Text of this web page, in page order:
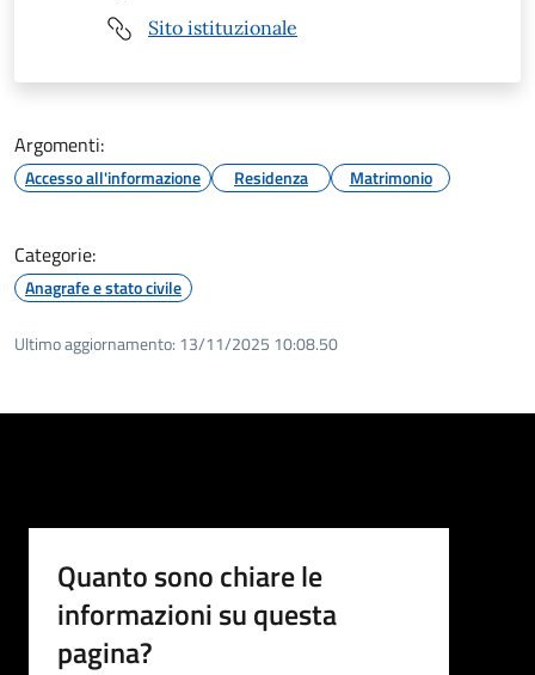
Sito istituzionale
Argomenti:
Accesso all'informazione Residenza Matrimonio
Categorie:
Anagrafe e stato civile
Ultimo aggiornamento: 13/11/2025 10:08.50
Quanto sono chiare le
informazioni su questa
pagina?